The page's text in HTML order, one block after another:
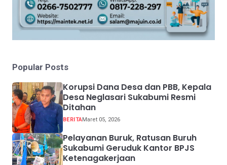
Popular Posts
Korupsi Dana Desa dan PBB, Kepala
Desa Neglasari Sukabumi Resmi
Ditahan
BERITAMaret 05, 2026
Pelayanan Buruk, Ratusan Buruh
Sukabumi Geruduk Kantor BPJS
Ketenagakerjaan